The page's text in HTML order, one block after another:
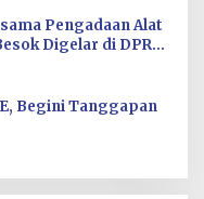
Pengadaan Alat
Digelar di DPRD
Begini Tanggapan